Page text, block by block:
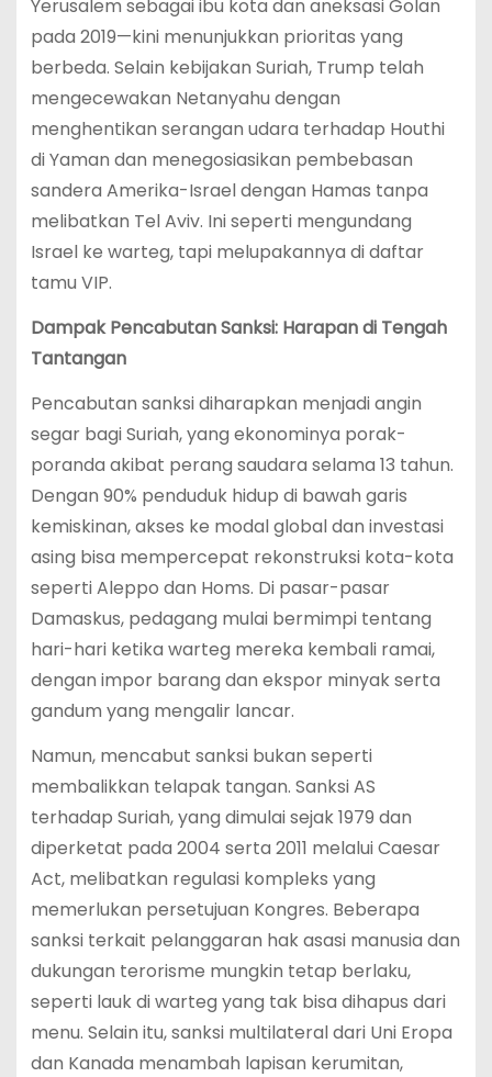
Yerusalem sebagai ibu kota dan aneksasi Golan
pada 2019—kini menunjukkan prioritas yang
berbeda. Selain kebijakan Suriah, Trump telah
mengecewakan Netanyahu dengan
menghentikan serangan udara terhadap Houthi
di Yaman dan menegosiasikan pembebasan
sandera Amerika-Israel dengan Hamas tanpa
melibatkan Tel Aviv. Ini seperti mengundang
Israel ke warteg, tapi melupakannya di daftar
tamu VIP.
Dampak Pencabutan Sanksi: Harapan di Tengah
Tantangan
Pencabutan sanksi diharapkan menjadi angin
segar bagi Suriah, yang ekonominya porak-
poranda akibat perang saudara selama 13 tahun.
Dengan 90% penduduk hidup di bawah garis
kemiskinan, akses ke modal global dan investasi
asing bisa mempercepat rekonstruksi kota-kota
seperti Aleppo dan Homs. Di pasar-pasar
Damaskus, pedagang mulai bermimpi tentang
hari-hari ketika warteg mereka kembali ramai,
dengan impor barang dan ekspor minyak serta
gandum yang mengalir lancar.
Namun, mencabut sanksi bukan seperti
membalikkan telapak tangan. Sanksi AS
terhadap Suriah, yang dimulai sejak 1979 dan
diperketat pada 2004 serta 2011 melalui Caesar
Act, melibatkan regulasi kompleks yang
memerlukan persetujuan Kongres. Beberapa
sanksi terkait pelanggaran hak asasi manusia dan
dukungan terorisme mungkin tetap berlaku,
seperti lauk di warteg yang tak bisa dihapus dari
menu. Selain itu, sanksi multilateral dari Uni Eropa
dan Kanada menambah lapisan kerumitan,